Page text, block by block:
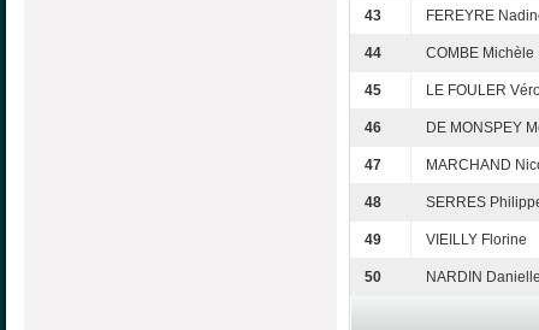
43 FEREYRE
44 COMBE Michèle
45 LE FOULER
46 DE MONSPEY
47 MARCHAND
48 SERRES
49 VIEILLY Florine
50 NARDIN